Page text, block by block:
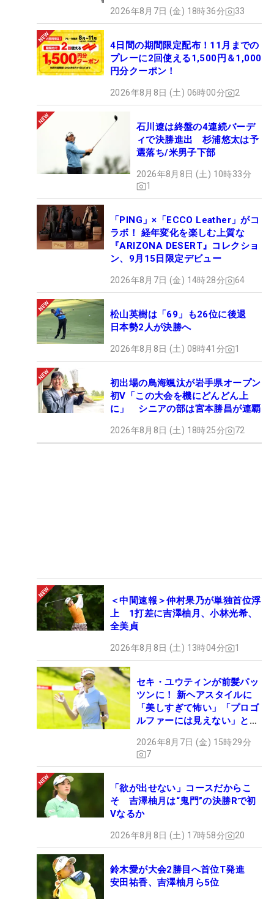
2026年8月7日 (金) 18時36分 33
4日間の期間限定配布！11月までの
プレーに2回使える1,500円＆1,000
円分クーポン！
2026年8月8日 (土) 06時00分 2
石川遼は終盤の4連続バーデ
ィで決勝進出 杉浦悠太は予
選落ち/米男子下部
2026年8月8日 (土) 10時33分
1
「PING」×「ECCO Leather」がコ
ラボ！ 経年変化を楽しむ上質な
『ARIZONA DESERT』コレクショ
ン、9月15日限定デビュー
2026年8月7日 (金) 14時28分 64
松山英樹は「69」も26位に後退
日本勢2人が決勝へ
2026年8月8日 (土) 08時41分 1
初出場の鳥海颯汰が岩手県オープン
初V「この大会を機にどんどん上
に」 シニアの部は宮本勝昌が連覇
2026年8月8日 (土) 18時25分 72
＜中間速報＞仲村果乃が単独首位浮
上 1打差に吉澤柚月、小林光希、
全美貞
2026年8月8日 (土) 13時04分 1
セキ・ユウティンが前髪パッ
ツンに！ 新ヘアスタイルに
「美しすぎて怖い」「プロゴ
ルファーには見えない」とコ
2026年8月7日 (金) 15時29分
7
「欲が出せない」コースだからこ
そ 吉澤柚月は“鬼門”の決勝Rで初
Vなるか
2026年8月8日 (土) 17時58分 20
鈴木愛が大会2勝目へ首位T発進
安田祐香、吉澤柚月ら5位